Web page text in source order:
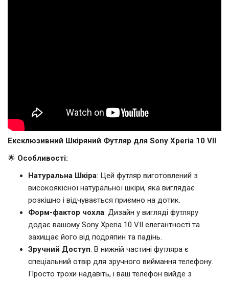
Ексклюзивний Шкіряний Футляр для Sony Xperia 10 VII
🌟 Особливості:
Натуральна Шкіра: Цей футляр виготовлений з
високоякісної натуральної шкіри, яка виглядає
розкішно і відчувається приємно на дотик.
Форм-фактор чохла: Дизайн у вигляді футляру
додає вашому Sony Xperia 10 VII елегантності та
захищає його від подряпин та падінь.
Зручний Доступ: В нижній частині футляра є
спеціальний отвір для зручного виймання телефону.
Просто трохи надавіть, і ваш телефон вийде з